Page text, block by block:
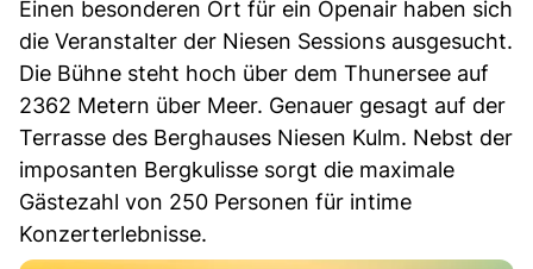
Einen besonderen Ort für ein Openair haben sich
die Veranstalter der Niesen Sessions ausgesucht.
Die Bühne steht hoch über dem Thunersee auf
2362 Metern über Meer. Genauer gesagt auf der
Terrasse des Berghauses Niesen Kulm. Nebst der
imposanten Bergkulisse sorgt die maximale
Gästezahl von 250 Personen für intime
Konzerterlebnisse.